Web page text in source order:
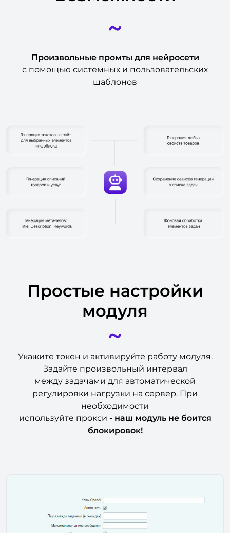
~
Произвольные промты для нейросети
с помощью системных и пользовательских
шаблонов
Простые настройки
модуля
~
Укажите токен и активируйте работу модуля.
Задайте произвольный интервал
между задачами для автоматической
регулировки нагрузки на сервер. При
необходимости
используйте прокси - наш модуль не боится
блокировок!